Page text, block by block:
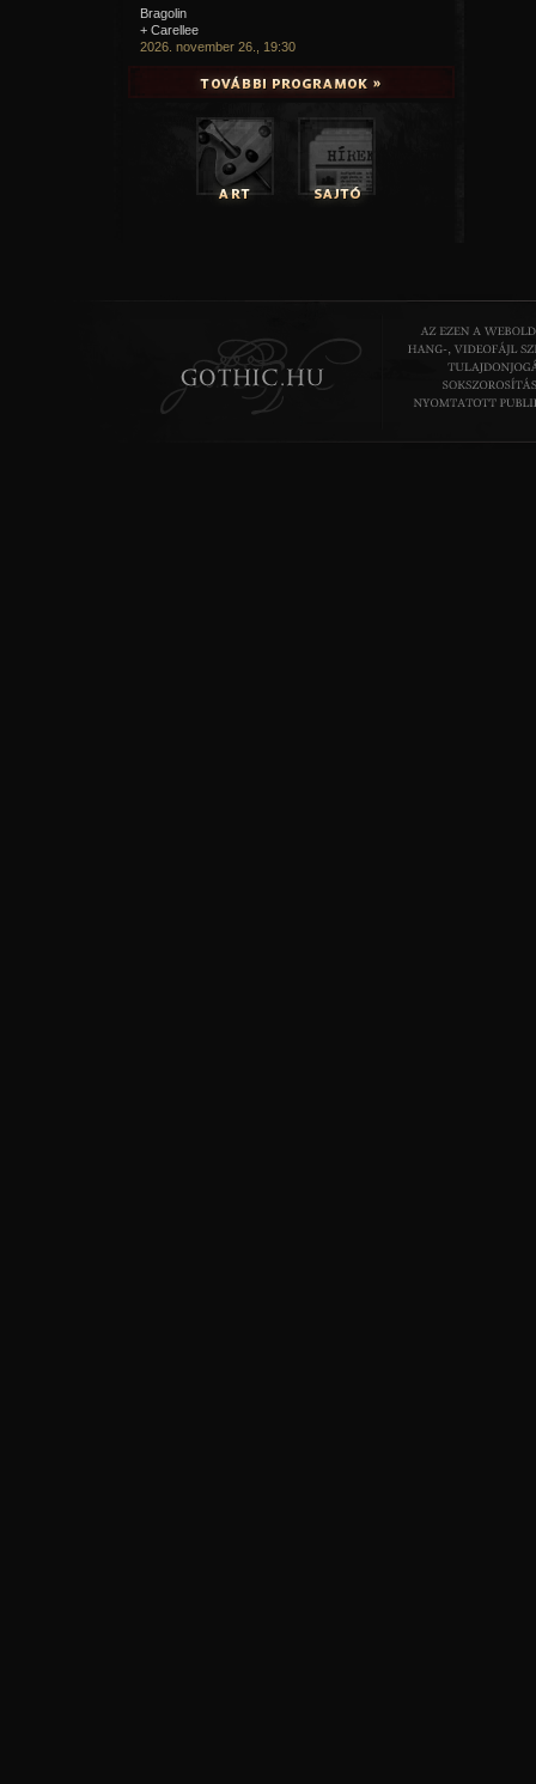
Bragolin
+ Carellee
2026. november 26., 19:30